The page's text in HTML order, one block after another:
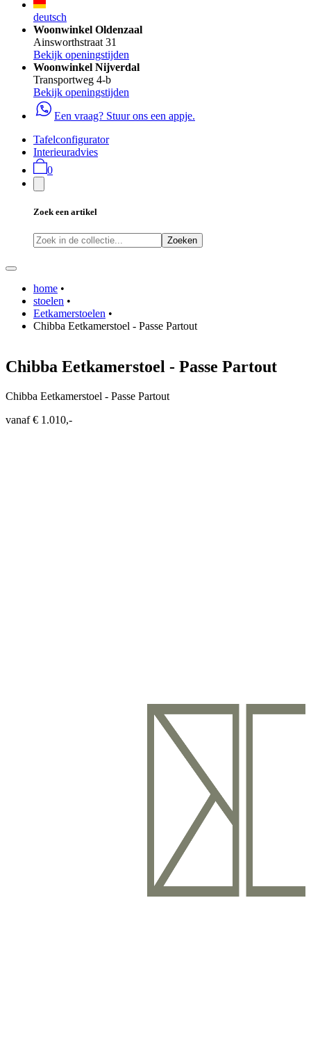
deutsch
Woonwinkel Oldenzaal
Ainsworthstraat 31
Bekijk openingstijden
Woonwinkel Nijverdal
Transportweg 4-b
Bekijk openingstijden
Een vraag? Stuur ons een appje.
Tafelconfigurator
Interieuradvies
0
Zoek een artikel
Zoeken
home •
stoelen •
Eetkamerstoelen •
Chibba Eetkamerstoel - Passe Partout
Chibba Eetkamerstoel - Passe Partout
Chibba Eetkamerstoel - Passe Partout
vanaf € 1.010,-